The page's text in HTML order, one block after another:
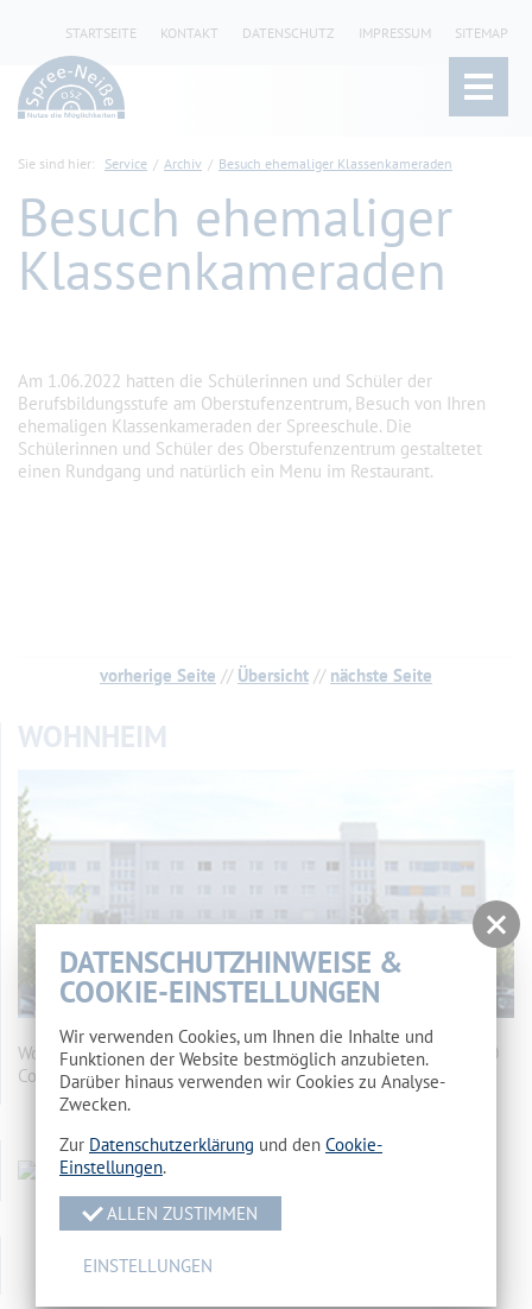
STARTSEITE KONTAKT DATENSCHUTZ IMPRESSUM SITEMAP
Sie sind hier: Service Archiv Besuch ehemaliger Klassenkameraden
Besuch ehemaliger
Klassenkameraden
Am 1.06.2022 hatten die Schülerinnen und Schüler der
Berufsbildungsstufe am Oberstufenzentrum, Besuch von Ihren
ehemaligen Klassenkameraden der Spreeschule. Die
Schülerinnen und Schüler des Oberstufenzentrum gestaltetet
einen Rundgang und natürlich ein Menu im Restaurant.
vorherige Seite // Übersicht // nächste Seite
WOHNHEIM
Wohnheim des Landkreises Spree-Neiße Makarenkostr. 5, 03050
Cottbusmehr…
DATENSCHUTZHINWEISE &
COOKIE-EINSTELLUNGEN
Wir verwenden Cookies, um Ihnen die Inhalte und
Funktionen der Website bestmöglich anzubieten.
Darüber hinaus verwenden wir Cookies zu Analyse-
Zwecken.
Zur Datenschutzerklärung und den Cookie-
Einstellungen.
ALLEN ZUSTIMMEN
EINSTELLUNGEN